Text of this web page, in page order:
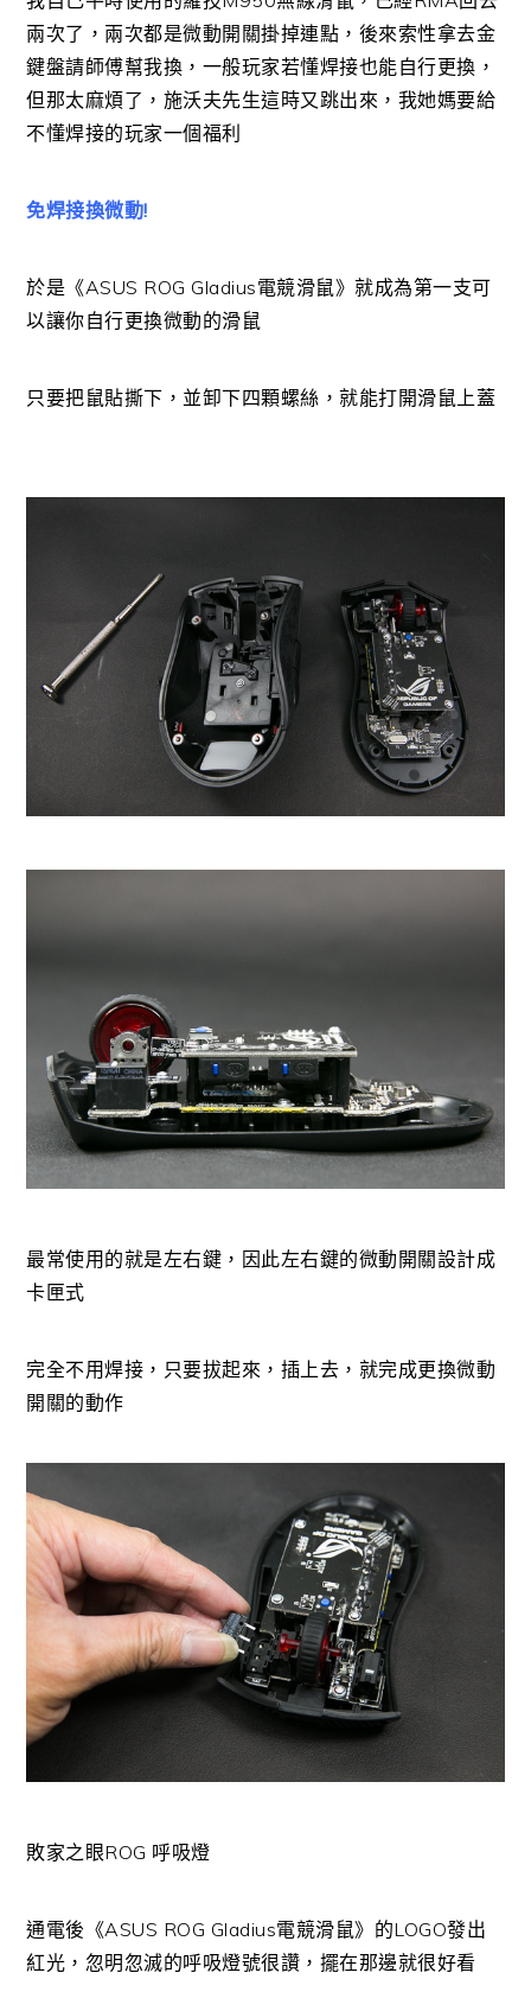
兩次了，兩次都是微動開關掛掉連點，後來索性拿去金
鍵盤請師傅幫我換，一般玩家若懂焊接也能自行更換，
但那太麻煩了，施沃夫先生這時又跳出來，我她媽要給
不懂焊接的玩家一個福利
免焊接換微動!
於是《ASUS ROG Gladius電競滑鼠》就成為第一支可
以讓你自行更換微動的滑鼠
只要把鼠貼撕下，並卸下四顆螺絲，就能打開滑鼠上蓋
最常使用的就是左右鍵，因此左右鍵的微動開關設計成
卡匣式
完全不用焊接，只要拔起來，插上去，就完成更換微動
開關的動作
敗家之眼ROG 呼吸燈
通電後《ASUS ROG Gladius電競滑鼠》的LOGO發出
紅光，忽明忽滅的呼吸燈號很讚，擺在那邊就很好看